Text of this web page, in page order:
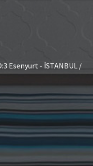
Esenyurt - İSTANBUL /